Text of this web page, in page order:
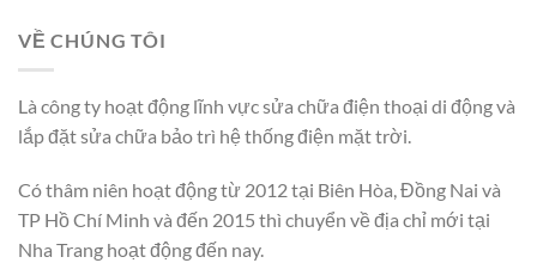
VỀ CHÚNG TÔI
Là công ty hoạt động lĩnh vực sửa chữa điện thoại di động và
lắp đặt sửa chữa bảo trì hệ thống điện mặt trời.
Có thâm niên hoạt động từ 2012 tại Biên Hòa, Đồng Nai và
TP Hồ Chí Minh và đến 2015 thì chuyển về địa chỉ mới tại
Nha Trang hoạt động đến nay.